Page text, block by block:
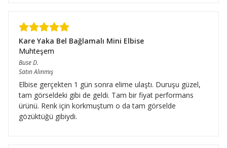
Kare Yaka Bel Bağlamalı Mini Elbise
Muhteşem
BuseD.
Satın Alınmış
Elbise gerçekten 1 gün sonra elime ulaştı. Duruşu güzel,
tam görseldeki gibi de geldi. Tam bir fiyat performans
ürünü. Renk için korkmuştum o da tam görselde
gözüktüğü gibiydi.